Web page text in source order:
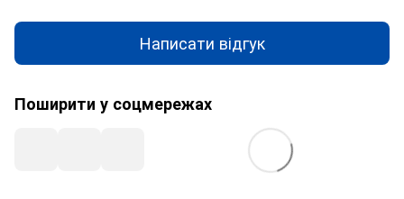
Написати відгук
Поширити у соцмережах